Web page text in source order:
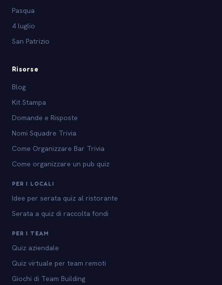
Pasqua
4 luglio
San Patrizio
Risorse
Blog
Kit Stampa
Domande e Risposte
Nomi Squadre Trivia
Come Organizzare Bar Trivia
Come organizzare un pub quiz
PER I LOCALI
Idee per serata quiz al ristorante
Serata a quiz di raccolta fondi
PER I TEAM
Quiz aziendale
Quiz virtuale per team remoti
Giochi di Team Building